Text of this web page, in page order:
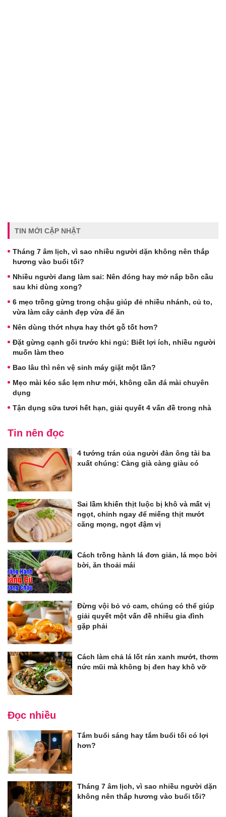
TIN MỚI CẬP NHẬT
Tháng 7 âm lịch, vì sao nhiều người dặn không nên thắp
hương vào buổi tối?
Nhiều người đang làm sai: Nên đóng hay mở nắp bồn cầu
sau khi dùng xong?
6 mẹo trồng gừng trong chậu giúp đẻ nhiều nhánh, củ to,
vừa làm cây cảnh đẹp vừa để ăn
Nên dùng thớt nhựa hay thớt gỗ tốt hơn?
Đặt gừng cạnh gối trước khi ngủ: Biết lợi ích, nhiều người
muốn làm theo
Bao lâu thì nên vệ sinh máy giặt một lần?
Mẹo mài kéo sắc lẹm như mới, không cần đá mài chuyên
dụng
Tận dụng sữa tươi hết hạn, giải quyết 4 vấn đề trong nhà
Tin nên đọc
4 tướng trán của người đàn ông tài ba
xuất chúng: Càng già càng giàu có
Sai lầm khiến thịt luộc bị khô và mất vị
ngọt, chỉnh ngay để miếng thịt mướt
căng mọng, ngọt đậm vị
Cách trồng hành lá đơn giản, lá mọc bời
bời, ăn thoải mái
Đừng vội bỏ vỏ cam, chúng có thể giúp
giải quyết một vấn đề nhiều gia đình
gặp phải
Cách làm chả lá lốt rán xanh mướt, thơm
nức mũi mà không bị đen hay khô vỡ
Đọc nhiều
Tắm buổi sáng hay tắm buổi tối có lợi
hơn?
Tháng 7 âm lịch, vì sao nhiều người dặn
không nên thắp hương vào buổi tối?